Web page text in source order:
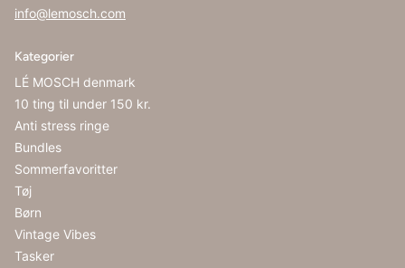
info@lemosch.com
Kategorier
LÉ MOSCH denmark
10 ting til under 150 kr.
Anti stress ringe
Bundles
Sommerfavoritter
Tøj
Børn
Vintage Vibes
Tasker